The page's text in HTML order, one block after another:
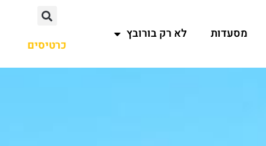
מסעדות לא רק בורובץ
כרטיסים